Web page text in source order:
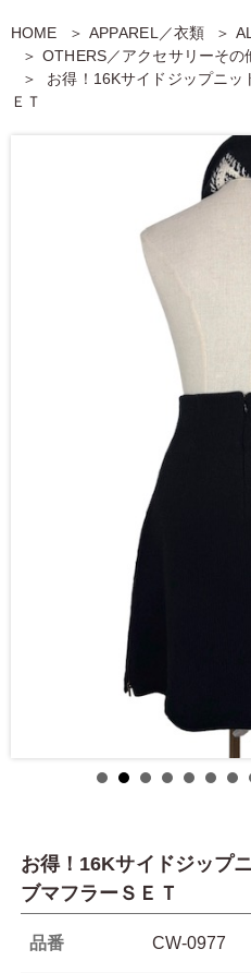
HOME APPAREL／衣類
OTHERS／アクセサリーその
お得！16Kサイドジップニッ
ＥＴ
お得！16Kサイドジップ
ブマフラーＳＥＴ
品番 CW-0977